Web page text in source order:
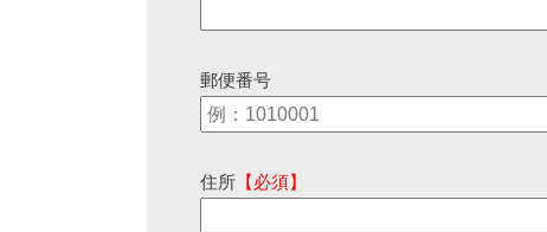
郵便番号
住所 【必須】